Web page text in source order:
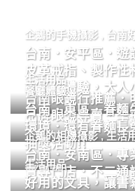
企鵝的手機攝影 台南
台南．安平區．
皮革戒指、製作
的手作體驗，大人
生活用品
台南眼鏡行推薦．
品牌眼鏡專賣．掌
餐廳體驗
台南．東區．眷麵
環境．還有眷麵長
抽獎活動!!
企鵝的相機攝影,生活
台南．安南區．專
賣專門店．不二通
生活用品
好用的文具，讓書